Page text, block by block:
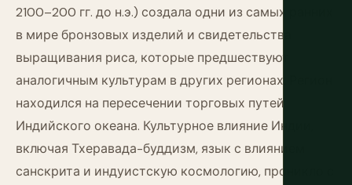
2100–200 гг. до н.э.) создала одни из самых ранних
в мире бронзовых изделий и свидетельства
выращивания риса, которые предшествуют
аналогичным культурам в других регионах. Регион
находился на пересечении торговых путей
Индийского океана. Культурное влияние Индии,
включая Тхеравада-буддизм, язык с влиянием
санскрита и индуистскую космологию, проникло с